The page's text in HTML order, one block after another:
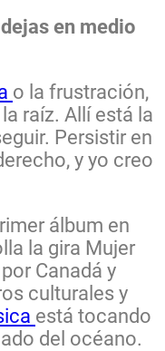
en medio
o la frustración,
raíz. Allí está la
Persistir en
y yo creo
álbum en
la gira Mujer
Canadá y
culturales y
está tocando
del océano.